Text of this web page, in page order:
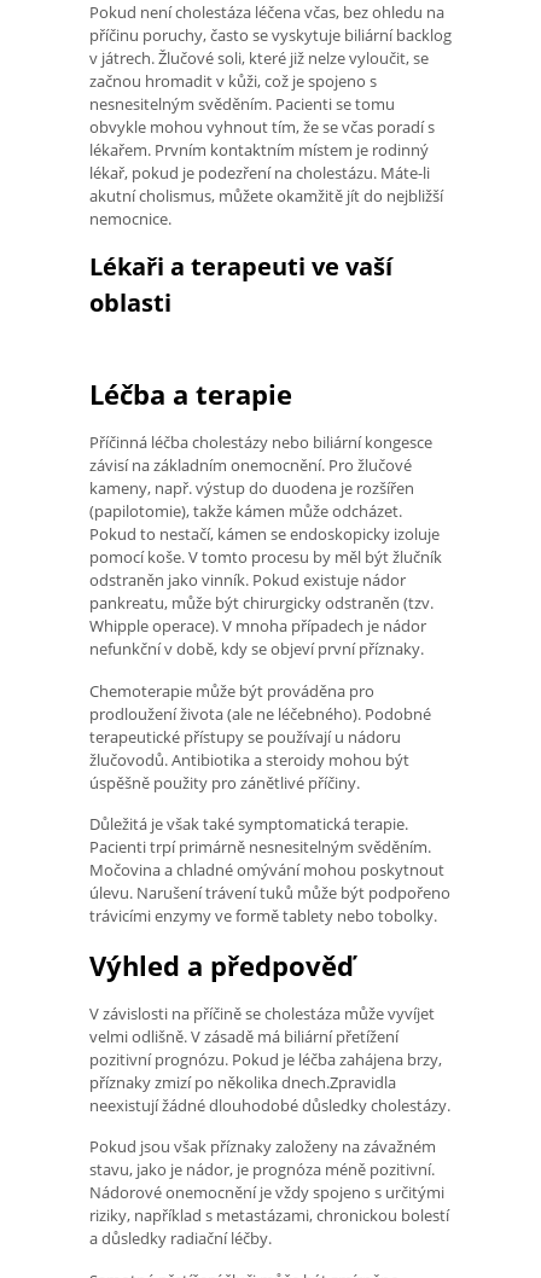
Pokud není cholestáza léčena včas, bez ohledu na
příčinu poruchy, často se vyskytuje biliární backlog
v játrech. Žlučové soli, které již nelze vyloučit, se
začnou hromadit v kůži, což je spojeno s
nesnesitelným svěděním. Pacienti se tomu
obvykle mohou vyhnout tím, že se včas poradí s
lékařem. Prvním kontaktním místem je rodinný
lékař, pokud je podezření na cholestázu. Máte-li
akutní cholismus, můžete okamžitě jít do nejbližší
nemocnice.
Lékaři a terapeuti ve vaší
oblasti
Léčba a terapie
Příčinná léčba cholestázy nebo biliární kongesce
závisí na základním onemocnění. Pro žlučové
kameny, např. výstup do duodena je rozšířen
(papilotomie), takže kámen může odcházet.
Pokud to nestačí, kámen se endoskopicky izoluje
pomocí koše. V tomto procesu by měl být žlučník
odstraněn jako vinník. Pokud existuje nádor
pankreatu, může být chirurgicky odstraněn (tzv.
Whipple operace). V mnoha případech je nádor
nefunkční v době, kdy se objeví první příznaky.
Chemoterapie může být prováděna pro
prodloužení života (ale ne léčebného). Podobné
terapeutické přístupy se používají u nádoru
žlučovodů. Antibiotika a steroidy mohou být
úspěšně použity pro zánětlivé příčiny.
Důležitá je však také symptomatická terapie.
Pacienti trpí primárně nesnesitelným svěděním.
Močovina a chladné omývání mohou poskytnout
úlevu. Narušení trávení tuků může být podpořeno
trávicími enzymy ve formě tablety nebo tobolky.
Výhled a předpověď
V závislosti na příčině se cholestáza může vyvíjet
velmi odlišně. V zásadě má biliární přetížení
pozitivní prognózu. Pokud je léčba zahájena brzy,
příznaky zmizí po několika dnech.Zpravidla
neexistují žádné dlouhodobé důsledky cholestázy.
Pokud jsou však příznaky založeny na závažném
stavu, jako je nádor, je prognóza méně pozitivní.
Nádorové onemocnění je vždy spojeno s určitými
riziky, například s metastázami, chronickou bolestí
a důsledky radiační léčby.